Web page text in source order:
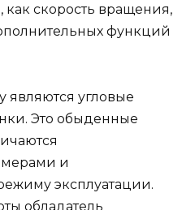
как скорость вращения,
функций
угловые
Это обыденные
и
эксплуатации.
обладатель